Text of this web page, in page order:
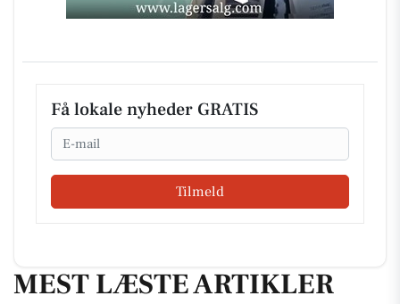
Få lokale nyheder GRATIS
Email
Tilmeld
MEST LÆSTE ARTIKLER